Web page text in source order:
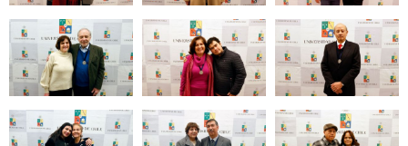
Zoom Zoom Zoom
Zoom Zoom Zoom